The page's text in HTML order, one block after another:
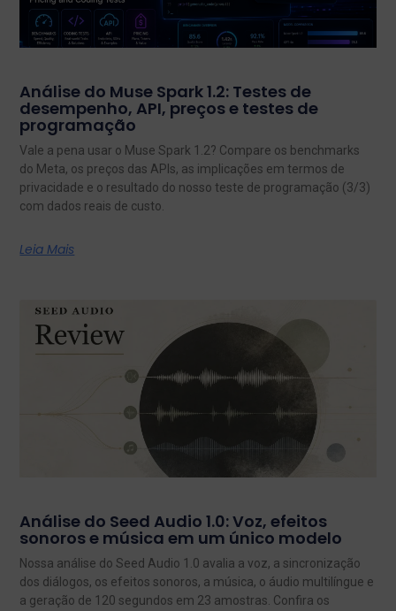
Análise do Muse Spark 1.2: Testes de
desempenho, API, preços e testes de
programação
Vale a pena usar o Muse Spark 1.2? Compare os benchmarks
do Meta, os preços das APIs, as implicações em termos de
privacidade e o resultado do nosso teste de programação (3/3)
com dados reais de custo.
Leia Mais
Análise do Seed Audio 1.0: Voz, efeitos
sonoros e música em um único modelo
Nossa análise do Seed Audio 1.0 avalia a voz, a sincronização
dos diálogos, os efeitos sonoros, a música, o áudio multilíngue e
a geração de 120 segundos em 23 amostras. Confira os